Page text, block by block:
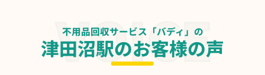
不用品回収サービス「バディ」の
津田沼駅のお客様の声